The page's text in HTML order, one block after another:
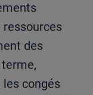
ressources
des
congés